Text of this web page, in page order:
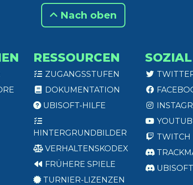
Nach oben
RESSOURCEN
ZUGANGSSTUFEN
DOKUMENTATION
UBISOFT-HILFE
HINTERGRUNDBILDER
VERHALTENSKODEX
FRÜHERE SPIELE
TURNIER-LIZENZEN
SOZIAL
TWITCH
UBISOFT